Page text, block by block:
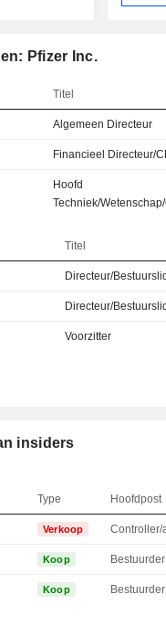
Pfizer Inc.
Titel
Algemeen Directeur
Financieel Directeur/
Hoofd
Techniek/
Titel
Directeur/Bestuurslid
Directeur/Bestuurslid
Voorzitter
insiders
Type Hoofdpost
Verkoop Controller/
Koop Bestuurder
Koop Bestuurder